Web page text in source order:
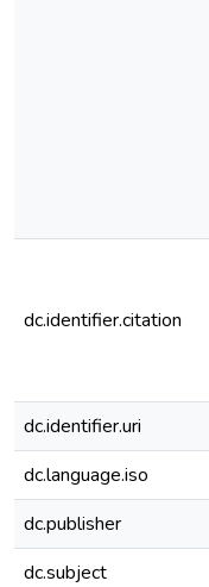
dc.identifier.citation
dc.identifier.uri
dc.language.iso
dc.publisher
dc.subject